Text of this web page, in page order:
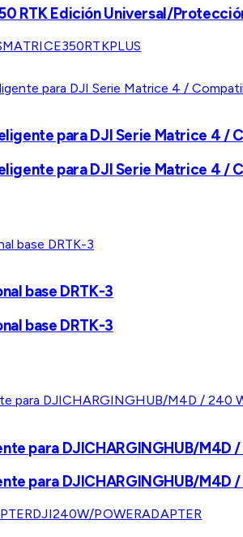
RTK Edición Universal/
MATRICE350RTKPLUS
para DJI Serie Matrice 4 /
para DJI Serie Matrice 4 /
base DRTK-3
base DRTK-3
para DJICHARGINGHUB/M4D
para DJICHARGINGHUB/M4D
DJI240W/POWERADAPTER